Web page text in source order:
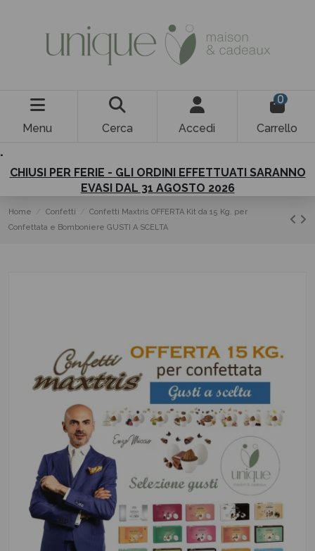
Menu Cerca Accedi
0
Carrello
.
CHIUSI PER FERIE - GLI ORDINI EFFETTUATI SARANNO
EVASI DAL 31 AGOSTO 2026
Home Confetti
Confetti Maxtris OFFERTA Kit da 15 Kg. per
Confettata e Bomboniere GUSTI A SCELTA